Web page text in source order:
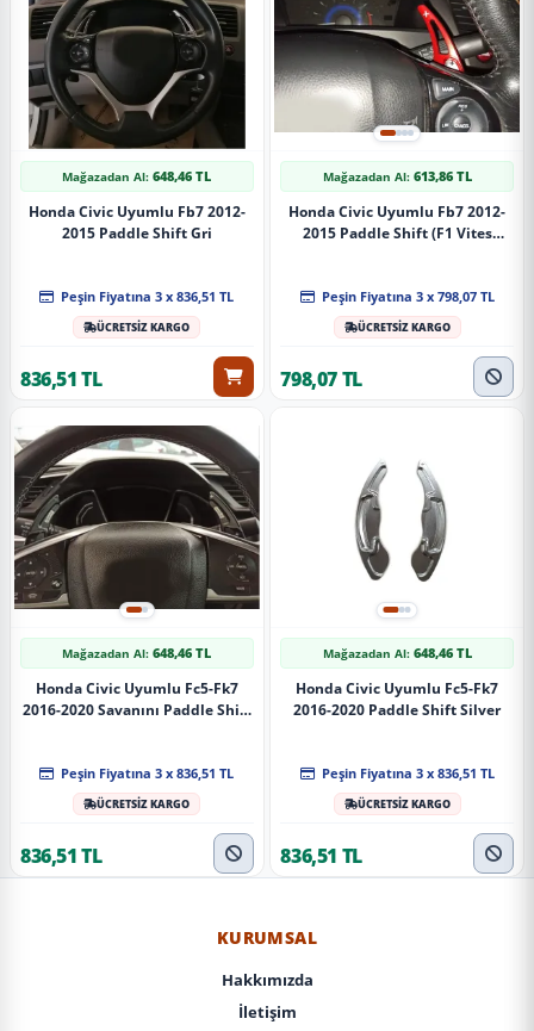
Mağazadan Al:648,46 TL
Honda Civic Uyumlu Fb7 2012-
2015 Paddle Shift Gri
Peşin Fiyatına 3 x 836,51 TL
ÜCRETSİZ KARGO
836,51 TL
Mağazadan Al: 613,86 TL
Honda Civic Uyumlu Fb7 2012-
2015 Paddle Shift (F1 Vites
Peşin Fiyatına 3 x 798,07 TL
ÜCRETSİZ KARGO
798,07 TL
Mağazadan Al:648,46 TL
Honda Civic Uyumlu Fc5-Fk7
2016-2020 Savanını Paddle Shift
Peşin Fiyatına 3 x 836,51 TL
ÜCRETSİZ KARGO
836,51 TL
Mağazadan Al: 648,46 TL
Honda Civic Uyumlu Fc5-Fk7
2016-2020 Paddle Shift Silver
Peşin Fiyatına 3 x 836,51 TL
ÜCRETSİZ KARGO
836,51 TL
KURUMSAL
Hakkımızda
İletişim